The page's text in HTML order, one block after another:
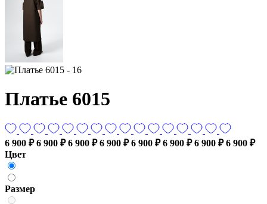
Платье 6015
6 900 ₽ 6 900 ₽ 6 900 ₽ 6 900 ₽ 6 900 ₽ 6 900 ₽ 6 900 ₽ 6 900 ₽
Цвет
Размер